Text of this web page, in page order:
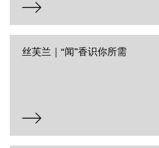
丝芙兰｜“闻”香识你所需